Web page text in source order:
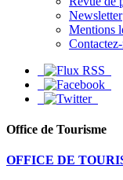
Newsletter
Mentions
Office de Tourisme
OFFICE DE